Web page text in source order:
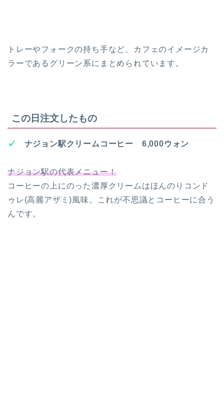
トレーやフォークの持ち手など、カフェのイメージカ
ラーであるグリーン系にまとめられています。
この日注文したもの
✓ ナジョン駅クリームコーヒー 6,000ウォン
ナジョン駅の代表メニュー！
コーヒーの上にのった濃厚クリームはほんのりコンド
ゥレ(高麗アザミ)風味。これが不思議とコーヒーに合う
んです。